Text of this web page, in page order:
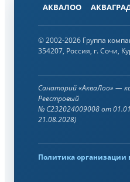
АКВАЛОО
© 2002-2026 Группа
354207, Россия, г. Сочи,
Санаторий «АкваЛоо» —
Реестровый
№ С232024009008 от
21.08.2028)
Политика организации